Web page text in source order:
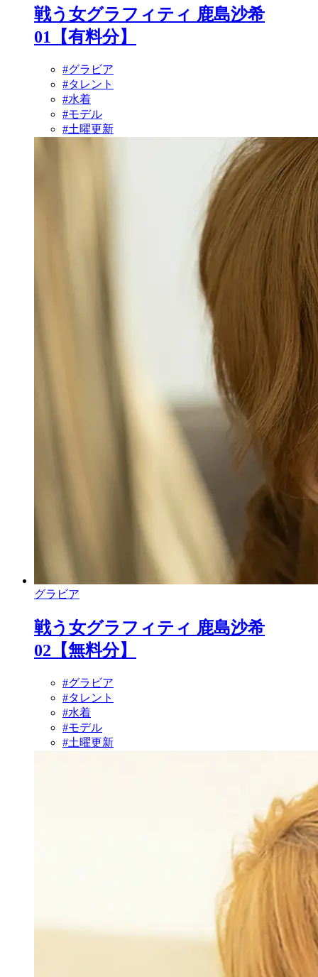
戦う女グラフィティ 鹿島沙希
01【有料分】
#グラビア
#タレント
#水着
#モデル
#土曜更新
グラビア
戦う女グラフィティ 鹿島沙希
02【無料分】
#グラビア
#タレント
#水着
#モデル
#土曜更新